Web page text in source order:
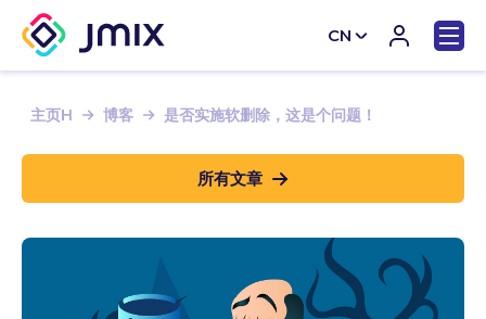
CN
主页H
博客 是否实施软删除，这是个问题！
所有文章